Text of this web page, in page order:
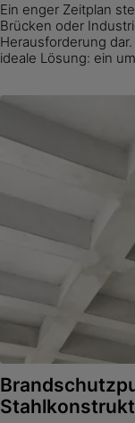
Ein enger Zeitplan
Brücken oder
Herausforderung
ideale Lösung: ein